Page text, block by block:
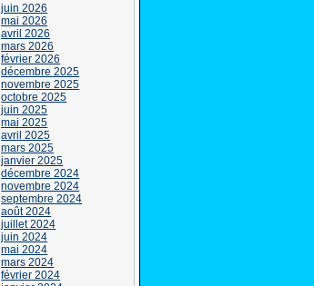
juin 2026
mai 2026
avril 2026
mars 2026
février 2026
décembre 2025
novembre 2025
octobre 2025
juin 2025
mai 2025
avril 2025
mars 2025
janvier 2025
décembre 2024
novembre 2024
septembre 2024
août 2024
juillet 2024
juin 2024
mai 2024
mars 2024
février 2024